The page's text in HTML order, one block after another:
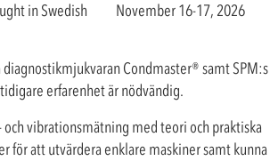
in Swedish November 16-17, 2026
Condmaster®samt SPM:s
erfarenhet är nödvändig.
vibrationsmätning med teori och praktiska
för att utvärdera enklare maskiner samt kunna